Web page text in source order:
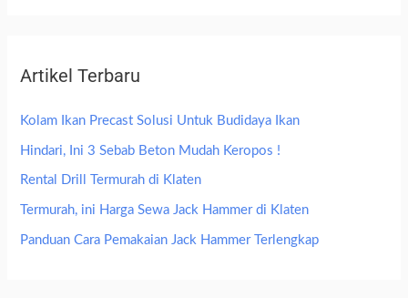
Artikel Terbaru
Kolam Ikan Precast Solusi Untuk Budidaya Ikan
Hindari, Ini 3 Sebab Beton Mudah Keropos !
Rental Drill Termurah di Klaten
Termurah, ini Harga Sewa Jack Hammer di Klaten
Panduan Cara Pemakaian Jack Hammer Terlengkap